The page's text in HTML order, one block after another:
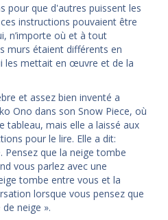
pour que d'autres puissent les
instructions pouvaient être
n’importe où et à tout
murs étaient différents en
les mettait en œuvre et de la
et assez bien inventé a
Ono dans son Snow Piece, où
tableau, mais elle a laissé aux
pour le lire. Elle a dit:
Pensez que la neige tombe
vous parlez avec une
tombe entre vous et la
lorsque vous pensez que
neige ».